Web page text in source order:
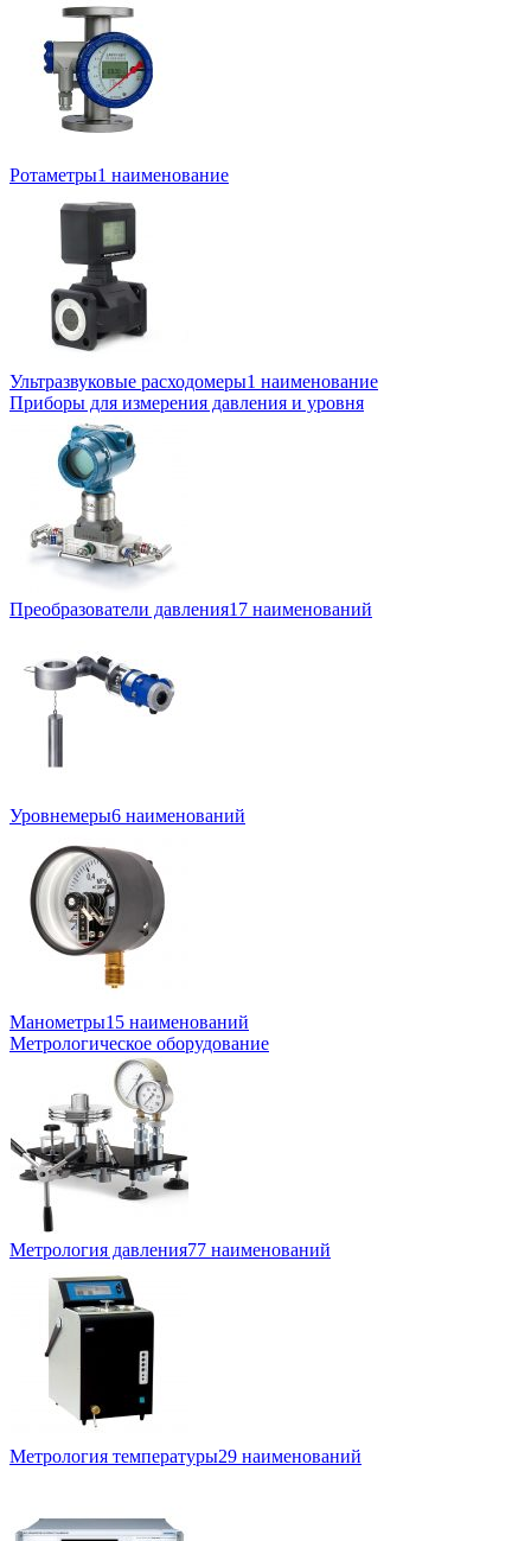
Ротаметры1 наименование
Ультразвуковые расходомеры1 наименование
Приборы для измерения давления и уровня
Преобразователи давления17 наименований
Уровнемеры6 наименований
Манометры15 наименований
Метрологическое оборудование
Метрология давления77 наименований
Метрология температуры29 наименований